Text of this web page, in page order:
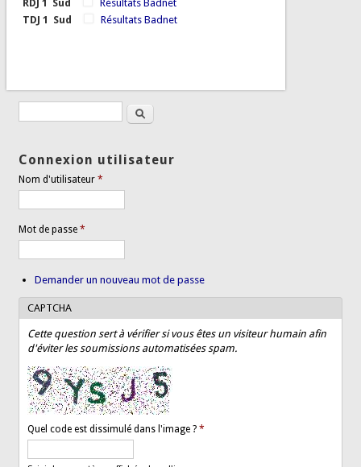
RDJ 1 Sud
Résultats Badnet
TDJ 1 Sud
Résultats Badnet
Formulaire de recherche
Rechercher
Connexion utilisateur
Nom d'utilisateur*
Mot de passe*
Demander un nouveau mot de passe
CAPTCHA
Cette question sert à vérifier si vous êtes un visiteur humain afin
d'éviter les soumissions automatisées spam.
Quel code est dissimulé dans l'image ?*